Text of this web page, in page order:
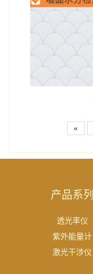
«
产品系列
透光率仪
紫外能量计
激光干涉仪